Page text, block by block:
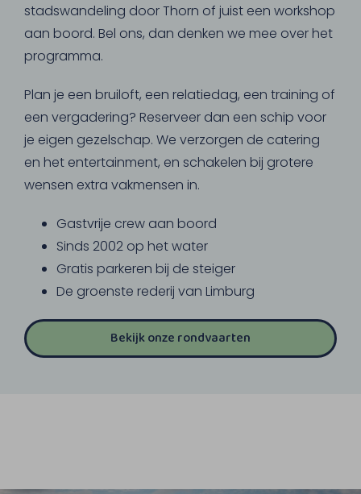
stadswandeling door Thorn of juist een workshop
aan boord. Bel ons, dan denken we mee over het
programma.
Plan je een bruiloft, een relatiedag, een training of
een vergadering? Reserveer dan een schip voor
je eigen gezelschap. We verzorgen de catering
en het entertainment, en schakelen bij grotere
wensen extra vakmensen in.
Gastvrije crew aan boord
Sinds 2002 op het water
Gratis parkeren bij de steiger
De groenste rederij van Limburg
Bekijk onze rondvaarten